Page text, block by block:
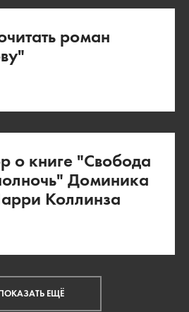
роман
о книге "Свобода
Доминика
Коллинза
ЕЩЁ